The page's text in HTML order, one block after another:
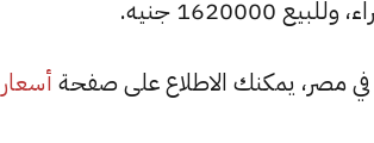
أسعار